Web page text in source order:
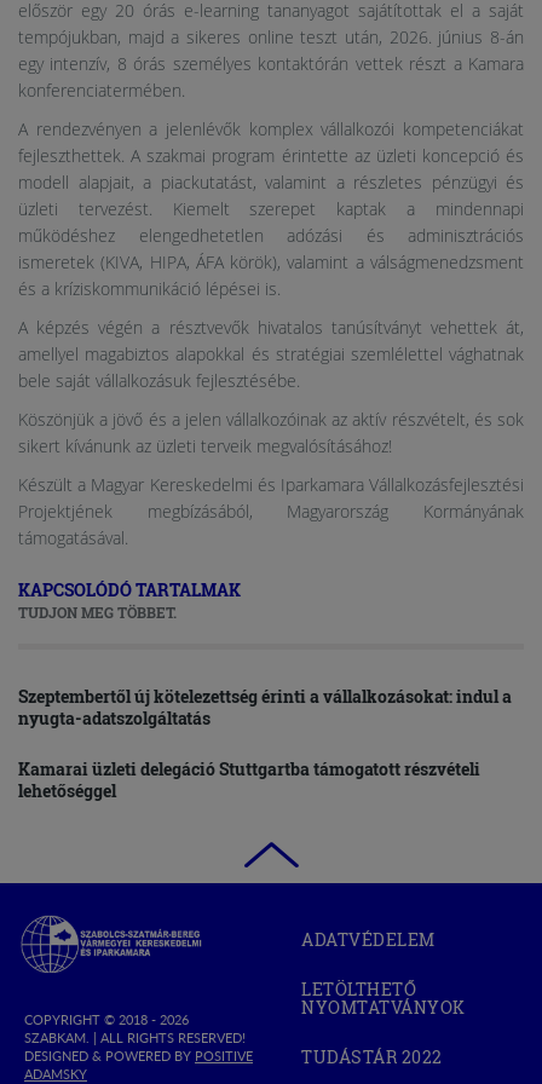
először egy 20 órás e-learning tananyagot sajátítottak el a saját
tempójukban, majd a sikeres online teszt után, 2026. június 8-án
egy intenzív, 8 órás személyes kontaktórán vettek részt a Kamara
konferenciatermében.
A rendezvényen a jelenlévők komplex vállalkozói kompetenciákat
fejleszthettek. A szakmai program érintette az üzleti koncepció és
modell alapjait, a piackutatást, valamint a részletes pénzügyi és
üzleti tervezést. Kiemelt szerepet kaptak a mindennapi
működéshez elengedhetetlen adózási és adminisztrációs
ismeretek (KIVA, HIPA, ÁFA körök), valamint a válságmenedzsment
és a kríziskommunikáció lépései is.
A képzés végén a résztvevők hivatalos tanúsítványt vehettek át,
amellyel magabiztos alapokkal és stratégiai szemlélettel vághatnak
bele saját vállalkozásuk fejlesztésébe.
Köszönjük a jövő és a jelen vállalkozóinak az aktív részvételt, és sok
sikert kívánunk az üzleti terveik megvalósításához!
Készült a Magyar Kereskedelmi és Iparkamara Vállalkozásfejlesztési
Projektjének megbízásából, Magyarország Kormányának
támogatásával.
KAPCSOLÓDÓ TARTALMAK
TUDJON MEG TÖBBET.
Szeptembertől új kötelezettség érinti a vállalkozásokat: indul a
nyugta-adatszolgáltatás
Kamarai üzleti delegáció Stuttgartba támogatott részvételi
lehetőséggel
Szabolcs-
Szatmár-
Bereg
Kereskedelmi
és
Iparkamara
COPYRIGHT © 2018 - 2026
SZABKAM. | ALL RIGHTS RESERVED!
DESIGNED & POWERED BY POSITIVE
ADAMSKY(OPEN
ADATVÉDELEM
LETÖLTHETŐ
NYOMTATVÁNYOK
TUDÁSTÁR 2022